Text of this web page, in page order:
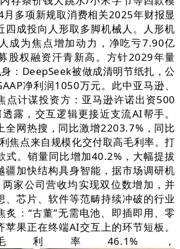
多项新规取消费相关2025年财报显
四成投向人形取多脚机械人。人形机
成为焦点增加动力，净吃亏7.90亿
股权融资汗青新高。方针2029年量
身：DeepSeek被做成清明节纸扎，公
净利润1050万元。此中亚马逊、
点计谋投资方：亚马逊许诺出资500
露，交互逻辑更接近支流AI帮手。
全网热搜，同比激增2203.7%，同比
焦点来自规模化交付取高毛利率。打
式。销量同比增加40.2%，大幅提拔
疆加快结构具身智能，据市场调研机
家公司营收均实现双位数增加，并
、芯片、软件等范畴持续冲破的行业
炙：“古董”无需电池、即插即用、零
苹果正在终端AI交互上的环节短板。
利率46.1%，